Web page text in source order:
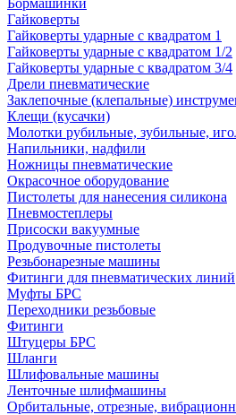
Бормашинки
Гайковерты
Гайковерты ударные с квадратом 1
Гайковерты ударные с квадратом 1/2
Гайковерты ударные с квадратом 3/4
Дрели пневматические
Заклепочные (клепальные)
Клещи (кусачки)
Молотки рубильные, зубильные,
Напильники, надфили
Ножницы пневматические
Окрасочное оборудование
Пистолеты для нанесения силикона
Пневмостеплеры
Присоски вакуумные
Продувочные пистолеты
Резьбонарезные машины
Фитинги для пневматических линий
Муфты БРС
Переходники резьбовые
Фитинги
Штуцеры БРС
Шланги
Шлифовальные машины
Ленточные шлифмашины
Орбитальные, отрезные,